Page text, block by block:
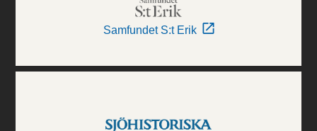
Samfundet S:t Erik